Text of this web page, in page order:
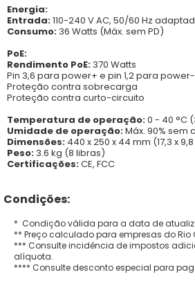
Energia:
Entrada:110-240 V AC, 50/60 Hz
Consumo: 36 Watts (Máx. sem PD)
PoE:
Rendimento PoE: 370 Watts
Pin 3,6 para power+ e pin 1,2 para
Proteção contra sobrecarga
Proteção contra curto-circuito
Temperatura de operação:0 - 40 °C
Umidade de operação:Máx. 90% sem
Dimensões: 440 x 250 x 44 mm (17,3 x
Peso: 3.6 kg (8 libras)
Certificações:CE, FCC
Condições:
* Condição válida para a data de
** Preço calculado para empresas do
*** Consulte incidência de impostos
alíquota.
**** Consulte desconto especial para